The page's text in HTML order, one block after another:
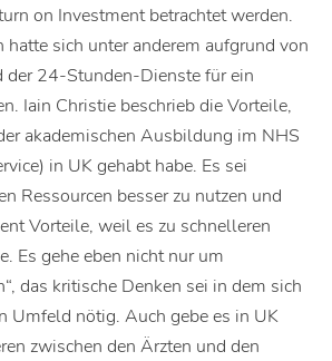
on Investment betrachtet werden.
hatte sich unter anderem aufgrund von
der 24-Stunden-Dienste für ein
Iain Christie beschrieb die Vorteile,
akademischen Ausbildung im NHS
in UK gehabt habe. Es sei
Ressourcen besser zu nutzen und
Vorteile, weil es zu schnelleren
Es gehe eben nicht nur um
das kritische Denken sei in dem sich
Umfeld nötig. Auch gebe es in UK
zwischen den Ärzten und den